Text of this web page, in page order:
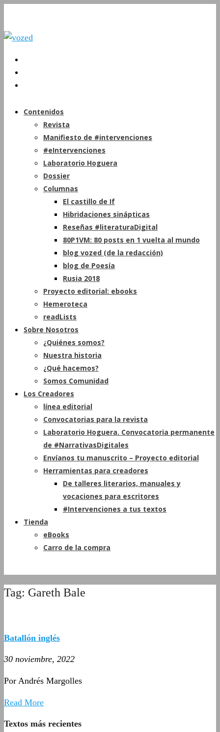
Contenidos
Revista
Manifiesto de #intervenciones
#eIntervenciones
Laboratorio Hoguera
Dossier
Columnas
El castillo de If
Hibridaciones sinápticas
Reseñas #literaturaDigital
80P1VM: 80 posts en 1 vuelta al mundo
blog vozed (de la redacción)
blog de Poesía
Rusia 2018
Proyecto editorial: ebooks
Hemeroteca
readLists
Sobre Nosotros
¿Quiénes somos?
Nuestra historia
¿Qué hacemos?
Somos Comunidad
Los Creadores
línea editorial
Convocatorias para la revista
Laboratorio Hoguera. Convocatoria permanente
de #NarrativasDigitales
Envíanos tu manuscrito – Proyecto editorial
Herramientas para creadores
De talleres literarios, manuales y
vocaciones para escritores
#Intervenciones a tus textos
Tienda
eBooks
Carro de la compra
Tag: Gareth Bale
Batallón inglés
30 noviembre, 2022
Por Andrés Margolles
Read More
Textos más recientes